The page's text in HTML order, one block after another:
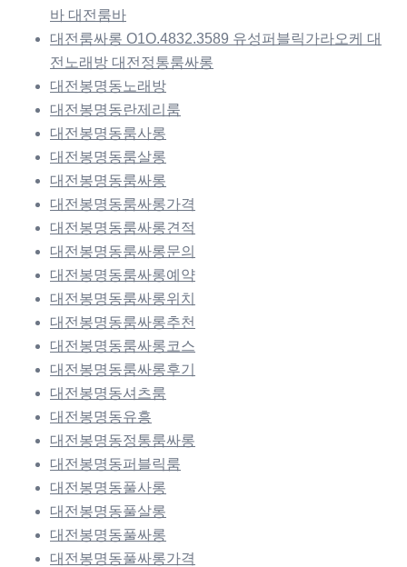
바 대전룸바
대전룸싸롱 O1O.4832.3589 유성퍼블릭가라오케 대
전노래방 대전정통룸싸롱
대전봉명동노래방
대전봉명동란제리룸
대전봉명동룸사롱
대전봉명동룸살롱
대전봉명동룸싸롱
대전봉명동룸싸롱가격
대전봉명동룸싸롱견적
대전봉명동룸싸롱문의
대전봉명동룸싸롱예약
대전봉명동룸싸롱위치
대전봉명동룸싸롱추천
대전봉명동룸싸롱코스
대전봉명동룸싸롱후기
대전봉명동셔츠룸
대전봉명동유흥
대전봉명동정통룸싸롱
대전봉명동퍼블릭룸
대전봉명동풀사롱
대전봉명동풀살롱
대전봉명동풀싸롱
대전봉명동풀싸롱가격